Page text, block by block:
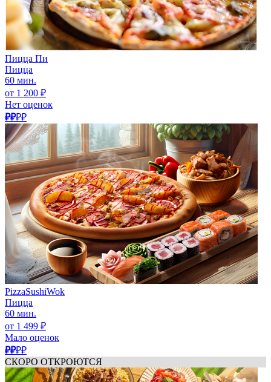
Пицца Пи
Пицца
60 мин.
от 1 200 ₽
Нет оценок
₽₽₽₽
PizzaSushiWok
Пицца
60 мин.
от 1 499 ₽
Мало оценок
₽₽₽₽
СКОРО ОТКРОЮТСЯ